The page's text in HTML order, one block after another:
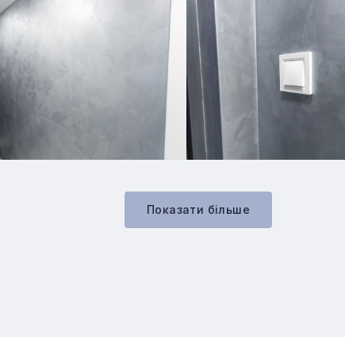
Показати бiльше